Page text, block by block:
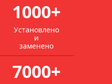
1000+
Установлено
и
заменено
7000+